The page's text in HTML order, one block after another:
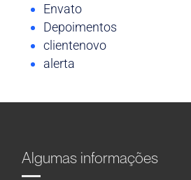
Envato
Depoimentos
clientenovo
alerta
Algumas informações